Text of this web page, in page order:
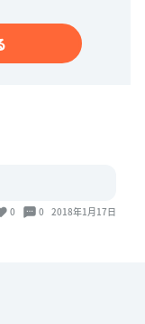
0 0 2018年1月17日